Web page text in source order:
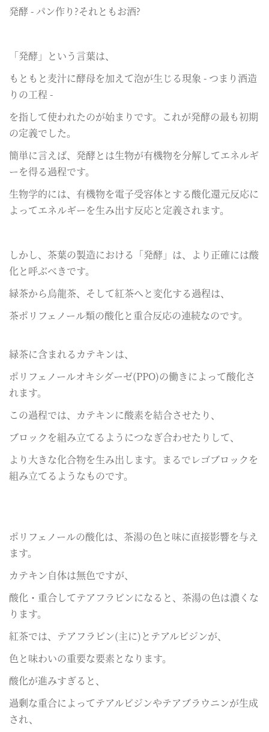
発酵 - パン作り?それともお酒?
「発酵」という言葉は、
もともと麦汁に酵母を加えて泡が生じる現象 - つまり酒造
りの工程 -
を指して使われたのが始まりです。これが発酵の最も初期
の定義でした。
簡単に言えば、発酵とは生物が有機物を分解してエネルギ
ーを得る過程です。
生物学的には、有機物を電子受容体とする酸化還元反応に
よってエネルギーを生み出す反応と定義されます。
しかし、茶葉の製造における「発酵」は、より正確には酸
化と呼ぶべきです。
緑茶から烏龍茶、そして紅茶へと変化する過程は、
茶ポリフェノール類の酸化と重合反応の連続なのです。
緑茶に含まれるカテキンは、
ポリフェノールオキシダーゼ(PPO)の働きによって酸化さ
れます。
この過程では、カテキンに酸素を結合させたり、
ブロックを組み立てるようにつなぎ合わせたりして、
より大きな化合物を生み出します。まるでレゴブロックを
組み立てるようなものです。
ポリフェノールの酸化は、茶湯の色と味に直接影響を与え
ます。
カテキン自体は無色ですが、
酸化・重合してテアフラビンになると、茶湯の色は濃くな
ります。
紅茶では、テアフラビン(主に)とテアルビジンが、
色と味わいの重要な要素となります。
酸化が進みすぎると、
過剰な重合によってテアルビジンやテアブラウニンが生成
され、